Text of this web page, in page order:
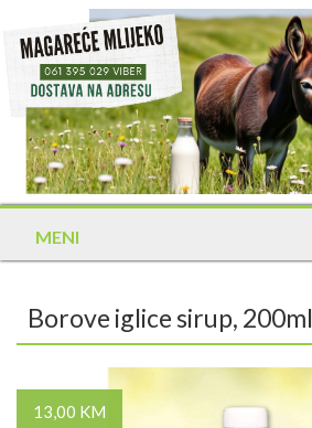
MENI
Borove iglice sirup, 200ml
13,00 KM